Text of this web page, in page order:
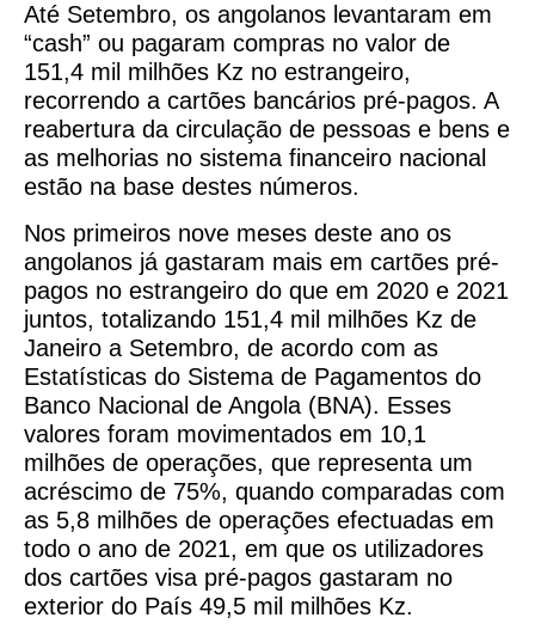
Até Setembro, os angolanos levantaram em
“cash” ou pagaram compras no valor de
151,4 mil milhões Kz no estrangeiro,
recorrendo a cartões bancários pré-pagos. A
reabertura da circulação de pessoas e bens e
as melhorias no sistema financeiro nacional
estão na base destes números.
Nos primeiros nove meses deste ano os
angolanos já gastaram mais em cartões pré-
pagos no estrangeiro do que em 2020 e 2021
juntos, totalizando 151,4 mil milhões Kz de
Janeiro a Setembro, de acordo com as
Estatísticas do Sistema de Pagamentos do
Banco Nacional de Angola (BNA). Esses
valores foram movimentados em 10,1
milhões de operações, que representa um
acréscimo de 75%, quando comparadas com
as 5,8 milhões de operações efectuadas em
todo o ano de 2021, em que os utilizadores
dos cartões visa pré-pagos gastaram no
exterior do País 49,5 mil milhões Kz.